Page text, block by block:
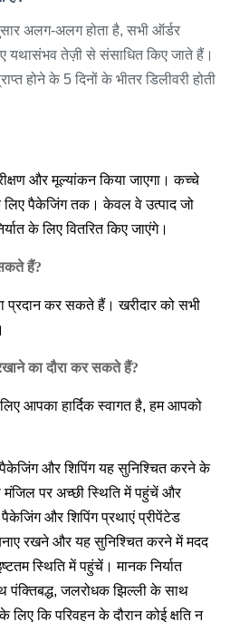
अलग-अलग होता है, सभी ऑर्डर
यथासंभव तेज़ी से संसाधित किए जाते हैं।
होने के 5 दिनों के भीतर डिलीवरी होती
और मूल्यांकन किया जाएगा। कच्चे
पैकेजिंग तक। केवल वे उत्पाद जो
के लिए वितरित किए जाएंगे।
हैं?
प्रदान कर सकते हैं। खरीदार को सभी
का दौरा कर सकते हैं?
आपका हार्दिक स्वागत है, हम आपको
और शिपिंग यह सुनिश्चित करने के
मंजिल पर अच्छी स्थिति में पहुंचें और
और शिपिंग प्रथाएं प्रीपेंटेड
रखने और यह सुनिश्चित करने में मदद
स्थिति में पहुंचें। मानक निर्यात
पंक्तिबद्ध, जलरोधक झिल्ली के साथ
कि परिवहन के दौरान कोई क्षति न